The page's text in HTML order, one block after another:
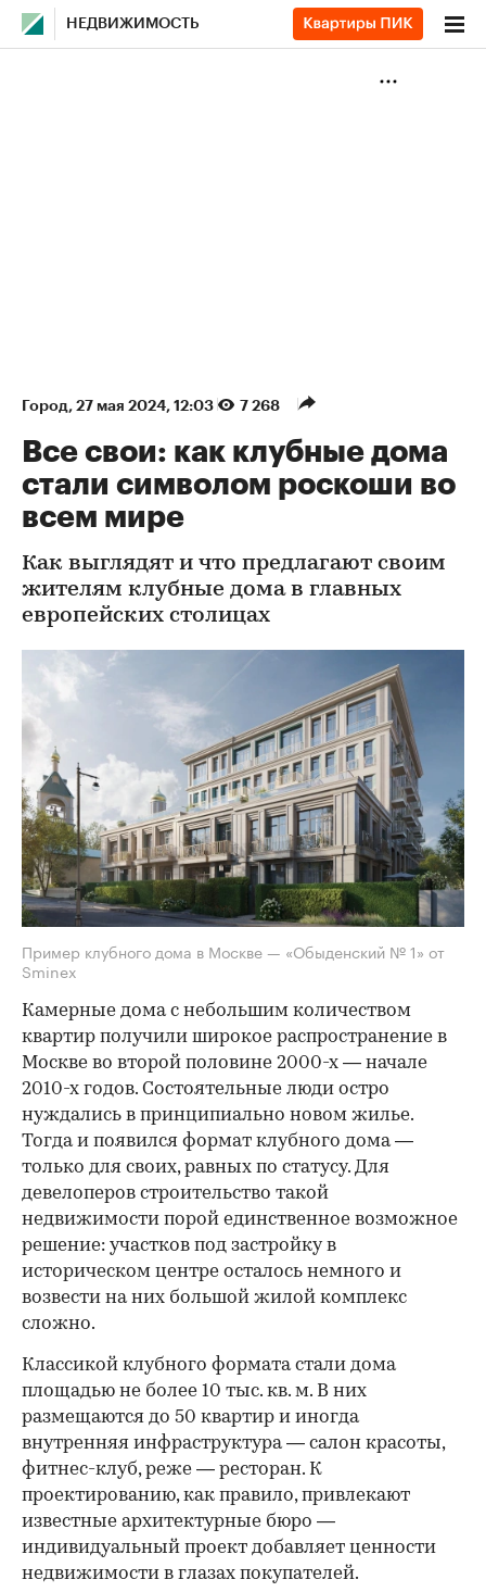
НЕДВИЖИМОСТЬ
Город⁠, 27 мая 2024, 12:03 7 268
Все свои: как клубные дома
стали символом роскоши во
всем мире
Как выглядят и что предлагают своим
жителям клубные дома в главных
европейских столицах
Пример клубного дома в Москве — «Обыденский № 1» от
Sminex
Камерные дома с небольшим количеством
квартир получили широкое распространение в
Москве во второй половине 2000-х — начале
2010-х годов. Состоятельные люди остро
нуждались в принципиально новом жилье.
Тогда и появился формат клубного дома —
только для своих, равных по статусу. Для
девелоперов строительство такой
недвижимости порой единственное возможное
решение: участков под застройку в
историческом центре осталось немного и
возвести на них большой жилой комплекс
сложно.
Классикой клубного формата стали дома
площадью не более 10 тыс. кв. м. В них
размещаются до 50 квартир и иногда
внутренняя инфраструктура — салон красоты,
фитнес-клуб, реже — ресторан. К
проектированию, как правило, привлекают
известные архитектурные бюро —
индивидуальный проект добавляет ценности
недвижимости в глазах покупателей.